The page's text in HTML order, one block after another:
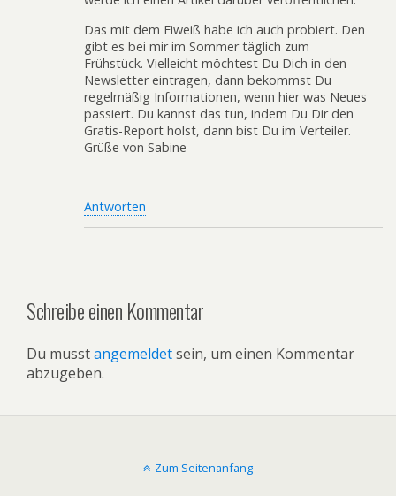
Das mit dem Eiweiß habe ich auch probiert. Den
gibt es bei mir im Sommer täglich zum
Frühstück. Vielleicht möchtest Du Dich in den
Newsletter eintragen, dann bekommst Du
regelmäßig Informationen, wenn hier was Neues
passiert. Du kannst das tun, indem Du Dir den
Gratis-Report holst, dann bist Du im Verteiler.
Grüße von Sabine
Antworten
Schreibe einen Kommentar
Du musstangemeldetsein, um einen Kommentar
abzugeben.
Zum Seitenanfang